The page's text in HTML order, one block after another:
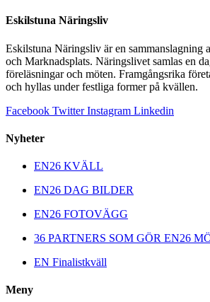
Eskilstuna Näringsliv
Eskilstuna Näringsliv är en sammanslagning
och Marknadsplats. Näringslivet samlas en
föreläsningar och möten. Framgångsrika
och hyllas under festliga former på kvällen.
Facebook Twitter Instagram Linkedin
Nyheter
EN26 KVÄLL
EN26 DAG BILDER
EN26 FOTOVÄGG
36 PARTNERS SOM GÖR EN26
EN Finalistkväll
Meny